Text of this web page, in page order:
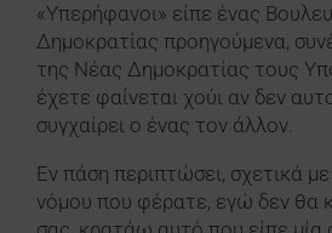
«Υπερήφανοι» είπε ένας
Δημοκρατίας προηγούμενα,
της Νέας Δημοκρατίας τους
έχετε φαίνεται χούι αν δεν
συγχαίρει ο ένας τον άλλον.
Εν πάση περιπτώσει, σχετικά
νόμου που φέρατε, εγώ δεν θα